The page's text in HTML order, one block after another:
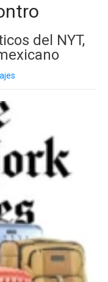
del NYT,